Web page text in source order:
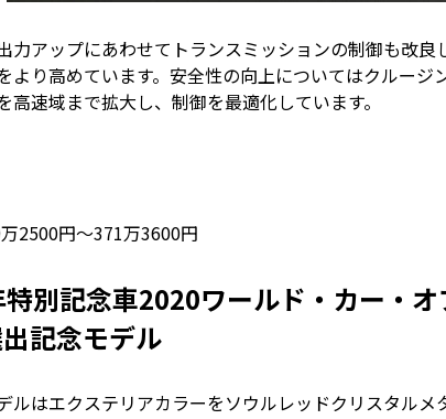
力アップにあわせてトランスミッションの制御も改
より高めています。安全性の向上についてはクルー
高速域まで拡大し、制御を最適化しています。
2500円～371万3600円
別記念車2020ワールド・カー・オ
記念モデル
ルはエクステリアカラーをソウルレッドクリスタルメ